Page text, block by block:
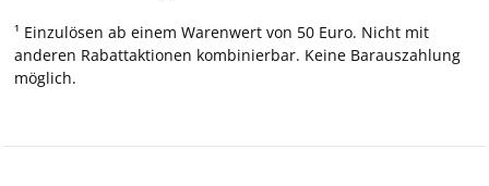
¹ Einzulösen ab einem Warenwert von 50 Euro. Nicht mit
anderen Rabattaktionen kombinierbar. Keine Barauszahlung
möglich.